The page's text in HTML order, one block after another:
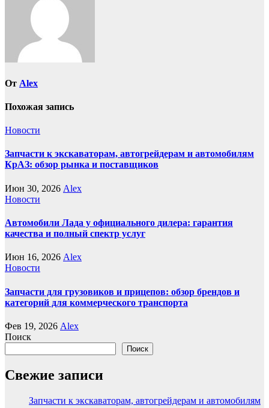
От Alex
Похожая запись
Новости
Запчасти к экскаваторам, автогрейдерам и автомобилям
КрАЗ: обзор рынка и поставщиков
Июн 30, 2026 Alex
Новости
Автомобили Лада у официального дилера: гарантия
качества и полный спектр услуг
Июн 16, 2026 Alex
Новости
Запчасти для грузовиков и прицепов: обзор брендов и
категорий для коммерческого транспорта
Фев 19, 2026 Alex
Поиск
Поиск
Свежие записи
Запчасти к экскаваторам, автогрейдерам и автомобилям